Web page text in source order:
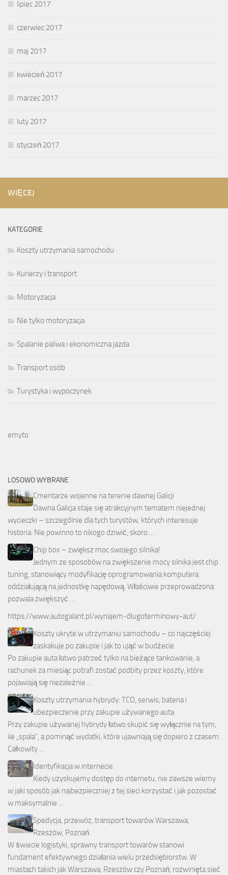
lipiec 2017
czerwiec 2017
maj 2017
kwiecień 2017
marzec 2017
luty 2017
styczeń 2017
WIĘCEJ
KATEGORIE
Koszty utrzymania samochodu
Kurierzy i transport
Motoryzacja
Nie tylko motoryzacja
Spalanie paliwa i ekonomiczna jazda
Transport osób
Turystyka i wypoczynek
emyto
LOSOWO WYBRANE
Cmentarze wojenne na terenie dawnej Galicji
Dawna Galicja staje się atrakcyjnym tematem niejednej
wycieczki – szczególnie dla tych turystów, których interesuje
historia. Nie powinno to nikogo dziwić, skoro …
Chip box – zwiększ moc swojego silnika!
Jednym ze sposobów na zwiększenie mocy silnika jest chip
tuning, stanowiący modyfikację oprogramowania komputera
oddziałującą na jednostkę napędową. Właściwie przeprowadzona
pozwala zwiększyć …
https://www.autogalant.pl/wynajem-dlugoterminowy-aut/
Koszty ukryte w utrzymaniu samochodu – co najczęściej
zaskakuje po zakupie i jak to ująć w budżecie
Po zakupie auta łatwo patrzeć tylko na bieżące tankowanie, a
rachunek za miesiąc potrafi zostać podbity przez koszty, które
pojawiają się niezależnie …
Koszty utrzymania hybrydy: TCO, serwis, bateria i
ubezpieczenie przy zakupie używanego auta
Przy zakupie używanej hybrydy łatwo skupić się wyłącznie na tym,
ile „spala”, a pominąć wydatki, które ujawniają się dopiero z czasem.
Całkowity …
Identyfikacja w internecie
Kiedy uzyskujemy dostęp do internetu, nie zawsze wiemy
w jaki sposób jak najbezpieczniej z tej sieci korzystać i jak pozostać
w maksymalnie …
Spedycja, przewóz, transport towarów Warszawa,
Rzeszów, Poznań
W świecie logistyki, sprawny transport towarów stanowi
fundament efektywnego działania wielu przedsiębiorstw. W
miastach takich jak Warszawa, Rzeszów czy Poznań, rozwinięta sieć